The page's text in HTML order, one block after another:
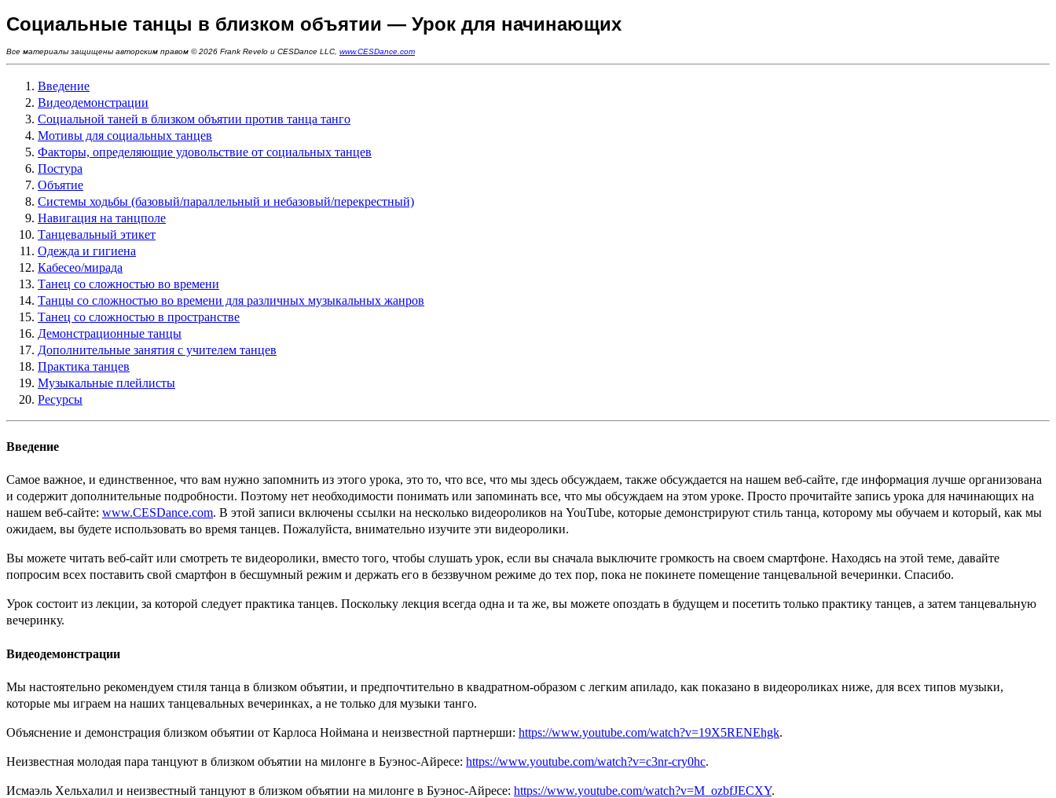
Социальные танцы в близком объятии — Урок для начинающих
Все материалы защищены авторским правом © 2026 Frank Revelo и CESDance LLC, www.CESDance.com
Введение
Видеодемонстрации
Социальной таней в близком объятии против танца танго
Мотивы для социальных танцев
Факторы, определяющие удовольствие от социальных танцев
Постура
Объятие
Системы ходьбы (базовый/параллельный и небазовый/перекрестный)
Навигация на танцполе
Танцевальный этикет
Одежда и гигиена
Кабесео/мирада
Танец со сложностью во времени
Танцы со сложностью во времени для различных музыкальных жанров
Танец со сложностью в пространстве
Демонстрационные танцы
Дополнительные занятия с учителем танцев
Практика танцев
Музыкальные плейлисты
Ресурсы
Введение
Самое важное, и единственное, что вам нужно запомнить из этого урока, это то, что все, что мы здесь обсуждаем, также обсуждается на нашем веб-сайте, где информация лучше организована
и содержит дополнительные подробности. Поэтому нет необходимости понимать или запоминать все, что мы обсуждаем на этом уроке. Просто прочитайте запись урока для начинающих на
нашем веб-сайте: www.CESDance.com. В этой записи включены ссылки на несколько видеороликов на YouTube, которые демонстрируют стиль танца, которому мы обучаем и который, как мы
ожидаем, вы будете использовать во время танцев. Пожалуйста, внимательно изучите эти видеоролики.
Вы можете читать веб-сайт или смотреть те видеоролики, вместо того, чтобы слушать урок, если вы сначала выключите громкость на своем смартфоне. Находясь на этой теме, давайте
попросим всех поставить свой смартфон в бесшумный режим и держать его в беззвучном режиме до тех пор, пока не покинете помещение танцевальной вечеринки. Спасибо.
Урок состоит из лекции, за которой следует практика танцев. Поскольку лекция всегда одна и та же, вы можете опоздать в будущем и посетить только практику танцев, а затем танцевальную
вечеринку.
Видеодемонстрации
Мы настоятельно рекомендуем стиля танца в близком объятии, и предпочтительно в квадратном-образом с легким апиладо, как показано в видеороликах ниже, для всех типов музыки,
которые мы играем на наших танцевальных вечеринках, а не только для музыки танго.
Объяснение и демонстрация близком объятии от Карлоса Ноймана и неизвестной партнерши: https://www.youtube.com/watch?v=19X5RENEhgk.
Неизвестная молодая пара танцуют в близком объятии на милонге в Буэнос-Айресе: https://www.youtube.com/watch?v=c3nr-cry0hc.
Исмаэль Хельхалил и неизвестный танцуют в близком объятии на милонге в Буэнос-Айресе: https://www.youtube.com/watch?v=M_ozbfJECXY.